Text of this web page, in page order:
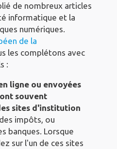
de nombreux articles
informatique et la
numériques.
de la
les complétons avec
:
ligne ou envoyées
souvent
sites d'institution
impôts, ou
banques. Lorsque
sur l'un de ces sites